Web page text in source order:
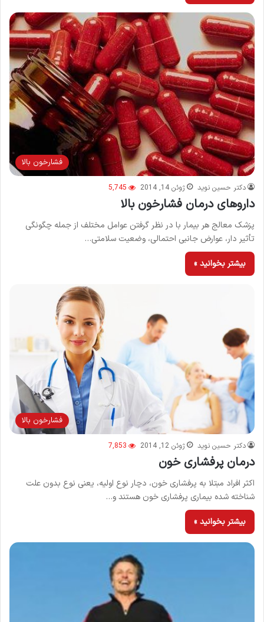
فشارخون بالا
دکتر حسین نوید ژوئن 14, 2014 5,745
داروهای درمان فشارخون بالا
پزشک معالج هر بیمار با در نظر گرفتن عوامل مختلف از جمله چگونگی
تأثیر دار، عوارض جانبی احتمالی، وضعیت سلامتی…
بیشتر بخوانید »
فشارخون بالا
دکتر حسین نوید ژوئن 12, 2014 7,853
درمان پرفشاری خون
اکثر افراد مبتلا به پرفشاری خون، دچار نوع اولیه، یعنی نوع بدون علت
شناخته شده بیماری پرفشاری خون هستند و…
بیشتر بخوانید »